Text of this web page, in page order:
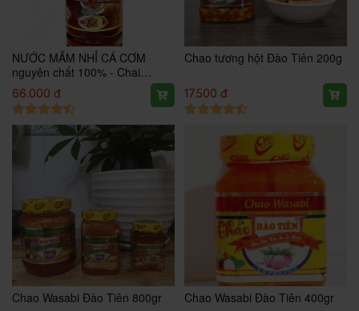
NƯỚC MẮM NHỈ CÁ CƠM
nguyên chất 100% - Chai
900ml
66.000 đ
Chao tương hột Đào Tiên 200g
17.500 đ
Chao Wasabi Đào Tiên 800gr Chao Wasabi Đào Tiên 400gr